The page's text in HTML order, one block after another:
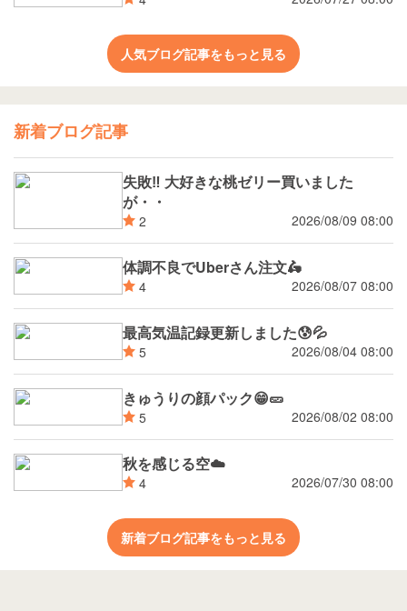
人気ブログ記事をもっと見る
新着ブログ記事
失敗‼️ 大好きな桃ゼリー買いました
が・・
2 2026/08/09 08:00
体調不良でUberさん注文🛵
4 2026/08/07 08:00
最高気温記録更新しました😰💦
5 2026/08/04 08:00
きゅうりの顔パック😁🥒
5 2026/08/02 08:00
秋を感じる空☁️
4 2026/07/30 08:00
新着ブログ記事をもっと見る